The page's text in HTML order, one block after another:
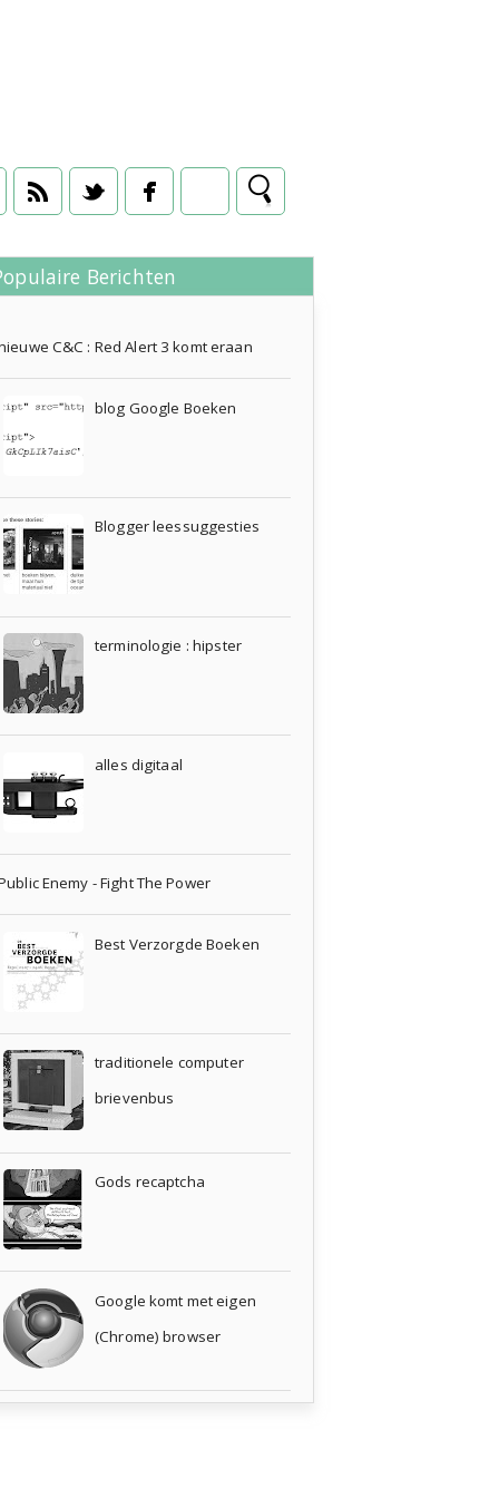
Berichten
C&C : Red Alert 3 komt eraan
blog Google Boeken
Blogger leessuggesties
terminologie : hipster
alles digitaal
Enemy - Fight The Power
Best Verzorgde Boeken
traditionele computer
brievenbus
Gods recaptcha
Google komt met eigen
(Chrome) browser